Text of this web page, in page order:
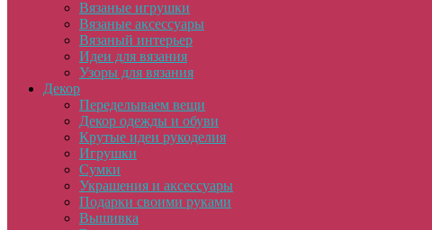
Вязаные игрушки
Вязаные аксессуары
Вязаный интерьер
Идеи для вязания
Узоры для вязания
Декор
Переделываем вещи
Декор одежды и обуви
Крутые идеи рукоделия
Игрушки
Сумки
Украшения и аксессуары
Подарки своими руками
Вышивка